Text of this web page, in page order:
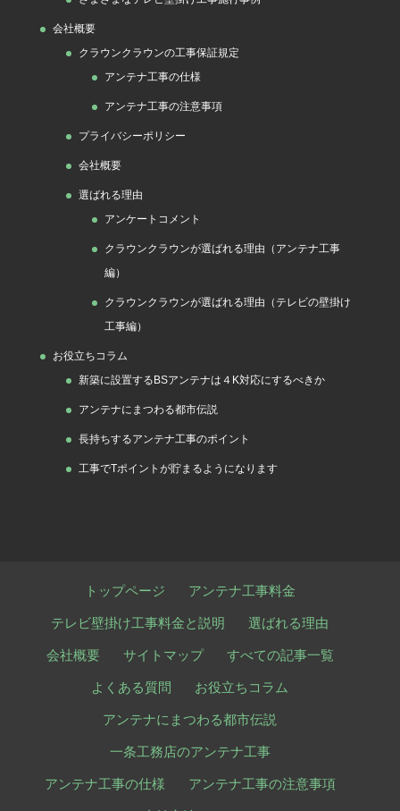
会社概要
クラウンクラウンの工事保証規定
アンテナ工事の仕様
アンテナ工事の注意事項
プライバシーポリシー
会社概要
選ばれる理由
アンケートコメント
クラウンクラウンが選ばれる理由（アンテナ工事
編）
クラウンクラウンが選ばれる理由（テレビの壁掛け
工事編）
お役立ちコラム
新築に設置するBSアンテナは４K対応にするべきか
アンテナにまつわる都市伝説
長持ちするアンテナ工事のポイント
工事でTポイントが貯まるようになります
トップページ アンテナ工事料金
テレビ壁掛け工事料金と説明 選ばれる理由
会社概要 サイトマップ すべての記事一覧
よくある質問 お役立ちコラム
アンテナにまつわる都市伝説
一条工務店のアンテナ工事
アンテナ工事の仕様 アンテナ工事の注意事項